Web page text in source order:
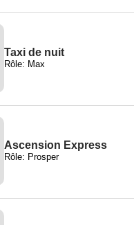
Taxi de nuit
Rôle: Max
Ascension Express
Rôle: Prosper